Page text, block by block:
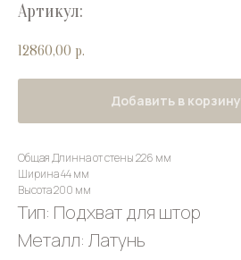
Артикул:
12860,00 р.
Добавить в корзину
Общая Длинна от стены 226 мм
Ширина 44 мм
Высота 200 мм
Тип: Подхват для штор
Металл: Латунь